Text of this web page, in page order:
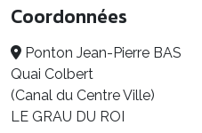
Coordonnées
Ponton Jean-Pierre BAS
Quai Colbert
(Canal du Centre Ville)
LE GRAU DU ROI